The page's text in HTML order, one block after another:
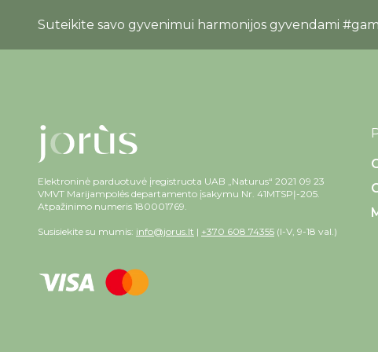
Suteikite savo gyvenimui harmonijos gyvendami
Elektroninė parduotuvė įregistruota UAB „Naturus“ 2021 09 23
VMVT Marijampolės departamento įsakymu Nr. 41MTSPĮ-205.
Atpažinimo numeris 180001769.
Susisiekite su mumis: info@jorus.lt | +370 608 74355 (I-V, 9-18 val.)